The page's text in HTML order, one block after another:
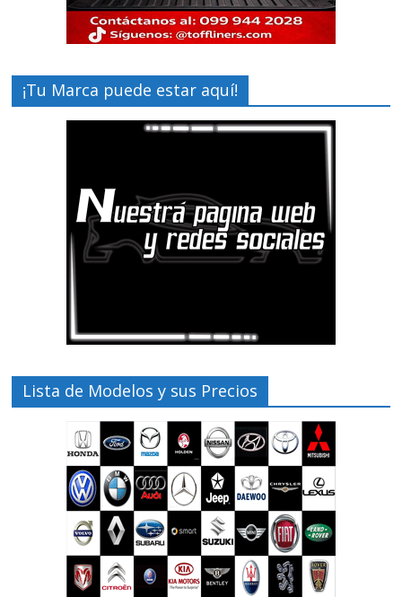
¡Tu Marca puede estar aquí!
Lista de Modelos y sus Precios